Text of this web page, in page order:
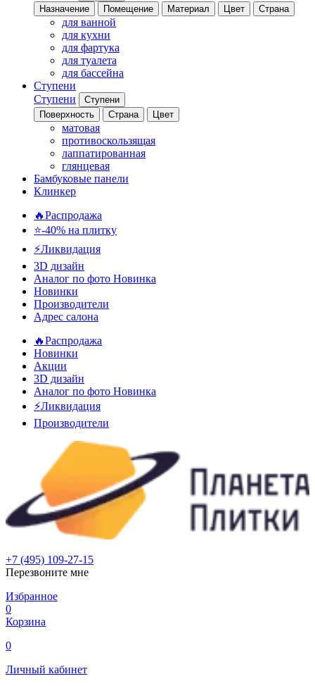
Назначение
Помещение Материал Цвет Страна
для ванной
для кухни
для фартука
для туалета
для бассейна
Ступени
Ступени
Ступени
Поверхность
Страна Цвет
матовая
противоскользящая
лаппатированная
глянцевая
Бамбуковые панели
Клинкер
🔥Распродажа
⭐-40% на плитку
⚡️Ликвидация
3D дизайн
Аналог по фото Новинка
Новинки
Производители
Адрес салона
🔥Распродажа
Новинки
Акции
3D дизайн
Аналог по фото Новинка
⚡Ликвидация
Производители
+7 (495) 109-27-15
Перезвоните мне
Избранное
0
Корзина
0
Личный кабинет